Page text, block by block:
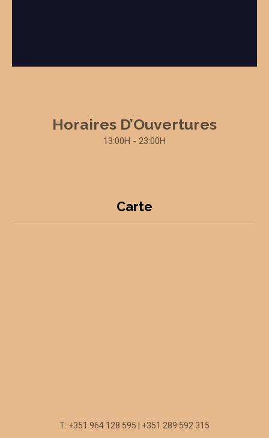
Horaires D’Ouvertures
13:00H - 23:00H
Carte
T: +351 964 128 595 | +351 289 592 315